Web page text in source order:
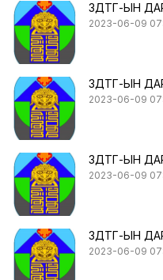
ЗДТГ-ЫН
2023-06-09
ЗДТГ-ЫН
2023-06-09
ЗДТГ-ЫН
2023-06-09
ЗДТГ-ЫН
2023-06-09